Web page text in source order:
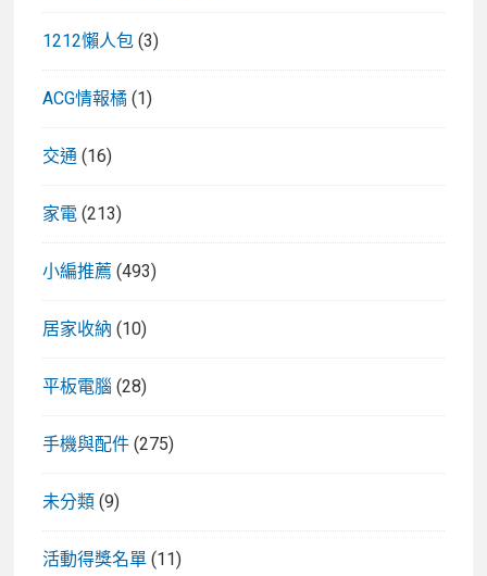
1212懶人包 (3)
ACG情報橘 (1)
交通 (16)
家電 (213)
小編推薦 (493)
居家收納 (10)
平板電腦 (28)
手機與配件 (275)
未分類 (9)
活動得獎名單 (11)